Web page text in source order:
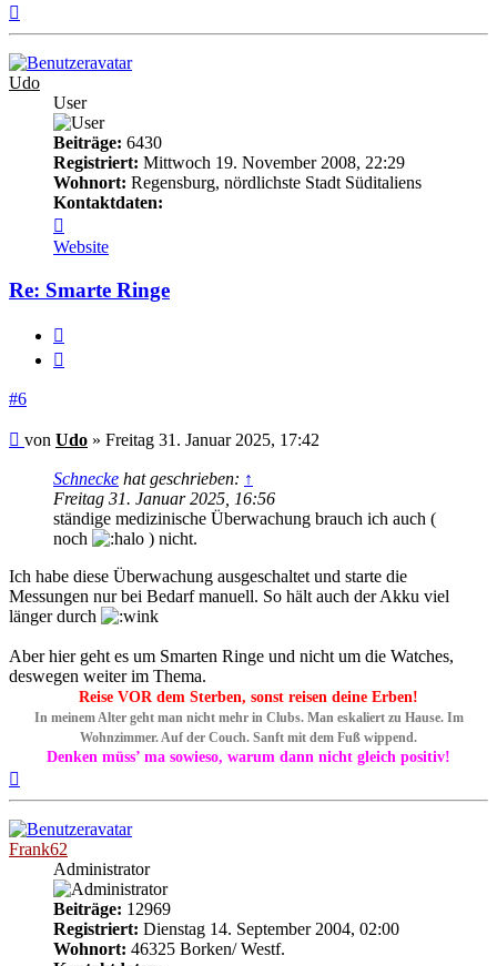
Udo
User
Beiträge: 6430
Registriert: Mittwoch 19. November 2008, 22:29
Wohnort: Regensburg, nördlichste Stadt Süditaliens
Kontaktdaten:
von
Udo
Website
Re: Smarte Ringe
#6
Beitrag
von Udo » Freitag 31. Januar 2025, 17:42
Schnecke hat geschrieben: ↑
Freitag 31. Januar 2025, 16:56
ständige medizinische Überwachung brauch ich auch (
noch
) nicht.
Ich habe diese Überwachung ausgeschaltet und starte die
Messungen nur bei Bedarf manuell. So hält auch der Akku viel
länger durch
Aber hier geht es um Smarten Ringe und nicht um die Watches,
deswegen weiter im Thema.
Reise VOR dem Sterben, sonst reisen deine Erben!
In meinem Alter geht man nicht mehr in Clubs. Man eskaliert zu Hause. Im
Wohnzimmer. Auf der Couch. Sanft mit dem Fuß wippend.
Denken müss’ ma sowieso, warum dann nicht gleich positiv!
Frank62
Administrator
Beiträge: 12969
Registriert: Dienstag 14. September 2004, 02:00
Wohnort: 46325 Borken/ Westf.